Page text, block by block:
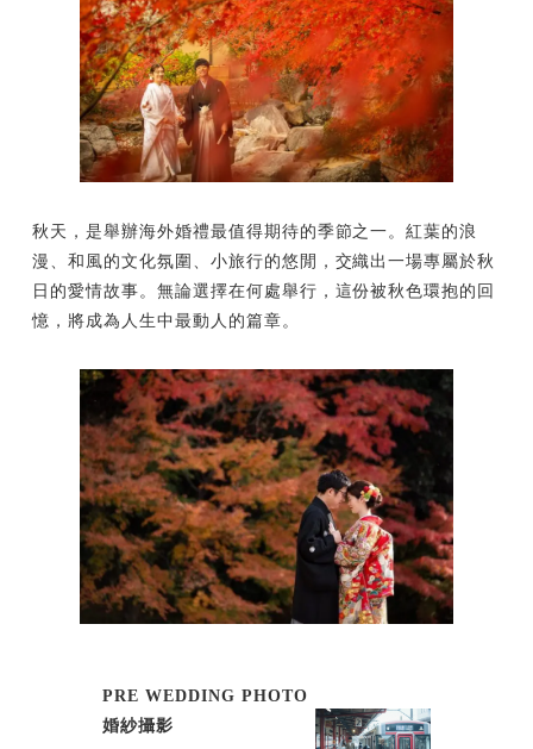
秋天，是舉辦海外婚禮最值得期待的季節之一。紅葉的浪
漫、和風的文化氛圍、小旅行的悠閒，交織出一場專屬於秋
日的愛情故事。無論選擇在何處舉行，這份被秋色環抱的回
憶，將成為人生中最動人的篇章。
PRE WEDDING PHOTO
婚紗攝影